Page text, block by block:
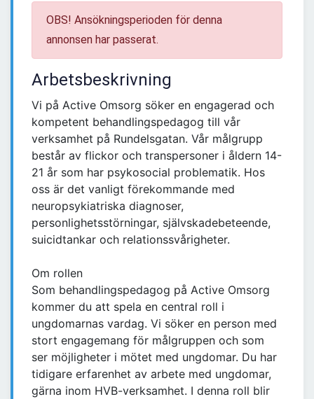
OBS! Ansökningsperioden för denna
annonsen har passerat.
Arbetsbeskrivning
Vi på Active Omsorg söker en engagerad och
kompetent behandlingspedagog till vår
verksamhet på Rundelsgatan. Vår målgrupp
består av flickor och transpersoner i åldern 14-
21 år som har psykosocial problematik. Hos
oss är det vanligt förekommande med
neuropsykiatriska diagnoser,
personlighetsstörningar, självskadebeteende,
suicidtankar och relationssvårigheter.
Om rollen
Som behandlingspedagog på Active Omsorg
kommer du att spela en central roll i
ungdomarnas vardag. Vi söker en person med
stort engagemang för målgruppen och som
ser möjligheter i mötet med ungdomar. Du har
tidigare erfarenhet av arbete med ungdomar,
gärna inom HVB-verksamhet. I denna roll blir